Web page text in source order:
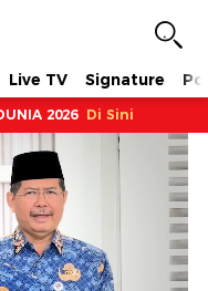
Live TV Signature
2026 Di Sini